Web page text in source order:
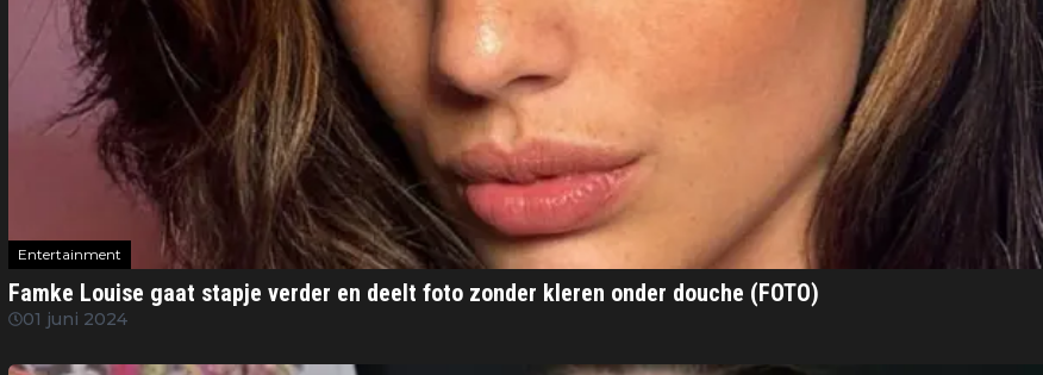
Entertainment
Famke Louise gaat stapje verder en deelt foto zonder kleren onder douche (FOTO)
01 juni 2024